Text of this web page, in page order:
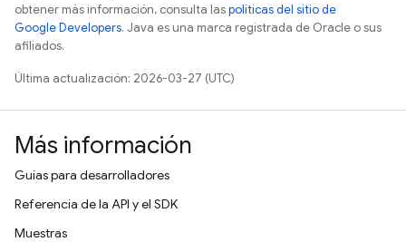
obtener más información, consulta laspolíticas del sitio de
Google Developers. Java es una marca registrada de Oracle o sus
afiliados.
Última actualización: 2026-03-27 (UTC)
Más información
Guías para desarrolladores
Referencia de la API y el SDK
Muestras